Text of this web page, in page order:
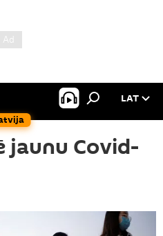
LAT
jaunu Covid-